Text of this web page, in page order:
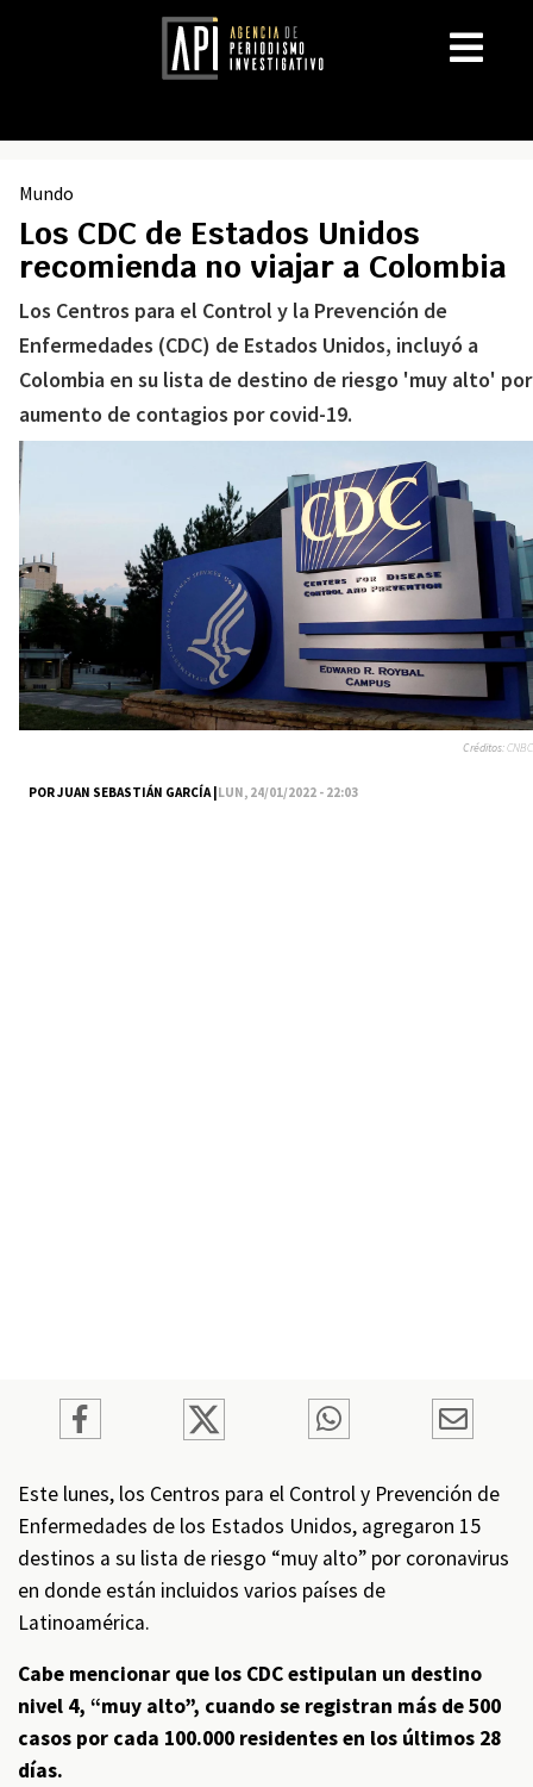
Mundo
Los CDC de Estados Unidos
recomienda no viajar a Colombia
Los Centros para el Control y la Prevención de
Enfermedades (CDC) de Estados Unidos, incluyó a
Colombia en su lista de destino de riesgo 'muy alto' por
aumento de contagios por covid-19.
POR JUAN SEBASTIÁN GARCÍA |LUN, 24/01/2022 - 22:03
Créditos:CNBC
Este lunes, los Centros para el Control y Prevención de
Enfermedades de los Estados Unidos, agregaron 15
destinos a su lista de riesgo “muy alto” por coronavirus
en donde están incluidos varios países de
Latinoamérica.
Cabe mencionar que los CDC estipulan un destino
nivel 4, “muy alto”, cuando se registran más de 500
casos por cada 100.000 residentes en los últimos 28
días.